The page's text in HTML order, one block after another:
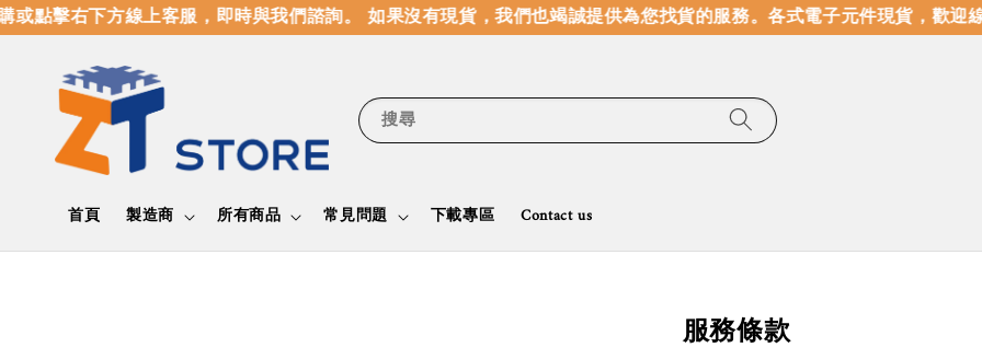
擊右下方線上客服，即時與我們諮詢。 如果沒有現貨，我們也竭誠提供為您找貨的服務。各式電子元件現貨，歡迎線上
搜尋
首頁 製造商 所有商品 常見問題 下載專區 Contact us
服務條款